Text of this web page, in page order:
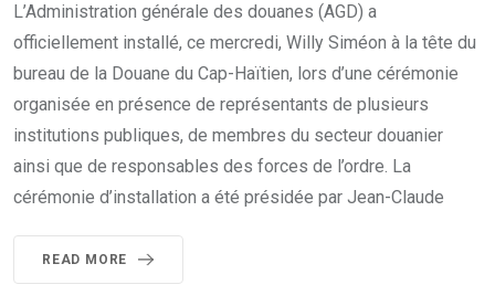
L’Administration générale des douanes (AGD) a
officiellement installé, ce mercredi, Willy Siméon à la tête du
bureau de la Douane du Cap-Haïtien, lors d’une cérémonie
organisée en présence de représentants de plusieurs
institutions publiques, de membres du secteur douanier
ainsi que de responsables des forces de l’ordre. La
cérémonie d’installation a été présidée par Jean-Claude
READ MORE